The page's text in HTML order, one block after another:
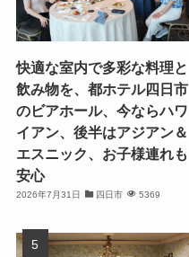
快適な室内で多彩な料理と
飲み物を、都ホテル四日市
のビアホール、今ならハワ
イアン、後半はアジアン＆
エスニック、お子様連れも
安心
2026年7月31日 四日市 5369